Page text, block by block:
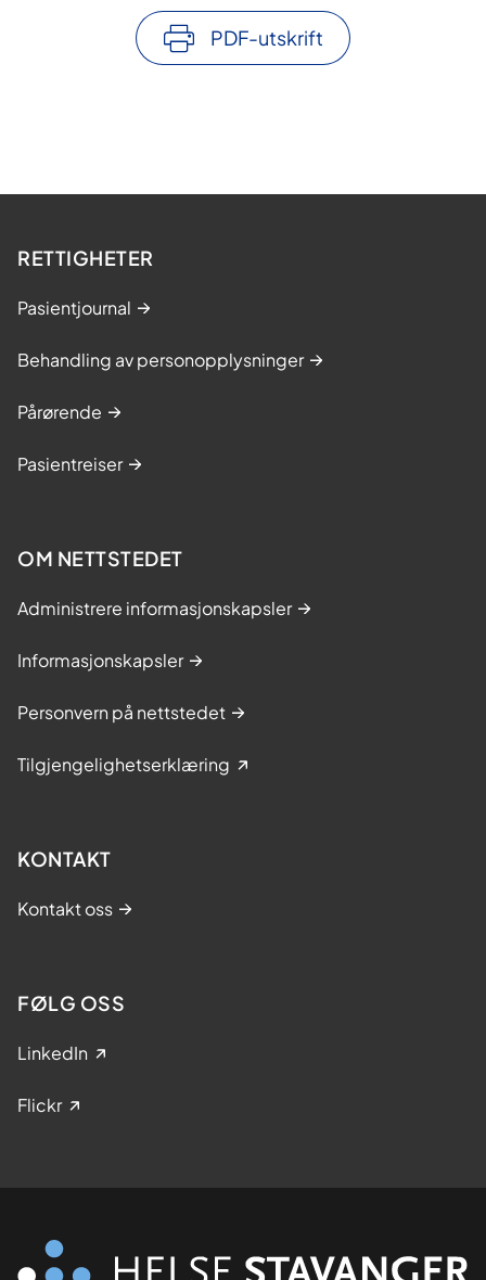
PDF-utskrift
RETTIGHETER
Pasientjournal
Behandling av personopplysninger
Pårørende
Pasientreiser
OM NETTSTEDET
Administrere informasjonskapsler
Informasjonskapsler
Personvern på nettstedet
Tilgjengelighetserklæring
KONTAKT
Kontakt oss
FØLG OSS
LinkedIn
Flickr